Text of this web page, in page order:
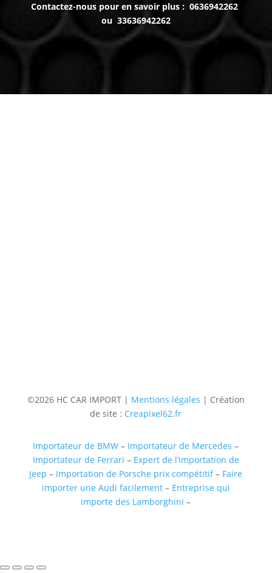
Contactez-nous pour en savoir plus : 0636942262
ou 33636942262
©2026 HC CAR IMPORT | Mentions légales | Création
de site : Creapixel62.fr
Importateur de BMW – Importateur de Mercedes –
Importateur de Ferrari – Expert de l’importation de
Jeep – Importation de Porsche prix compétitif– Faire
importer une Audi facilement– Entreprise qui
importe des Lamborghini –